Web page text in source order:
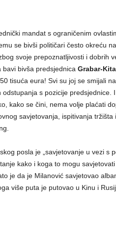
mandat s ograničenim
se bivši političari često okreću
svoje prepoznatljivosti i dobrih
bavi bivša predsjednica Grabar-
tisuća eura! Svi su joj se smijali
s pozicije predsjednice.
kako se čini, nema volje plaćati
savjetovanja, ispitivanja tržišta
posla je „savjetovanje u vezi s
kako i koga to mogu
je da je Milanović savjetovao
više puta je putovao u Kinu i